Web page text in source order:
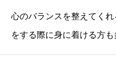
心のバランスを整えてく
をする際に身に着ける方も